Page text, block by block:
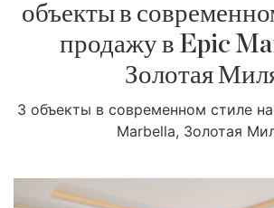
объекты в
продажу в Epic
Золотая
3 объекты в современном стиле
Marbella, Золотая